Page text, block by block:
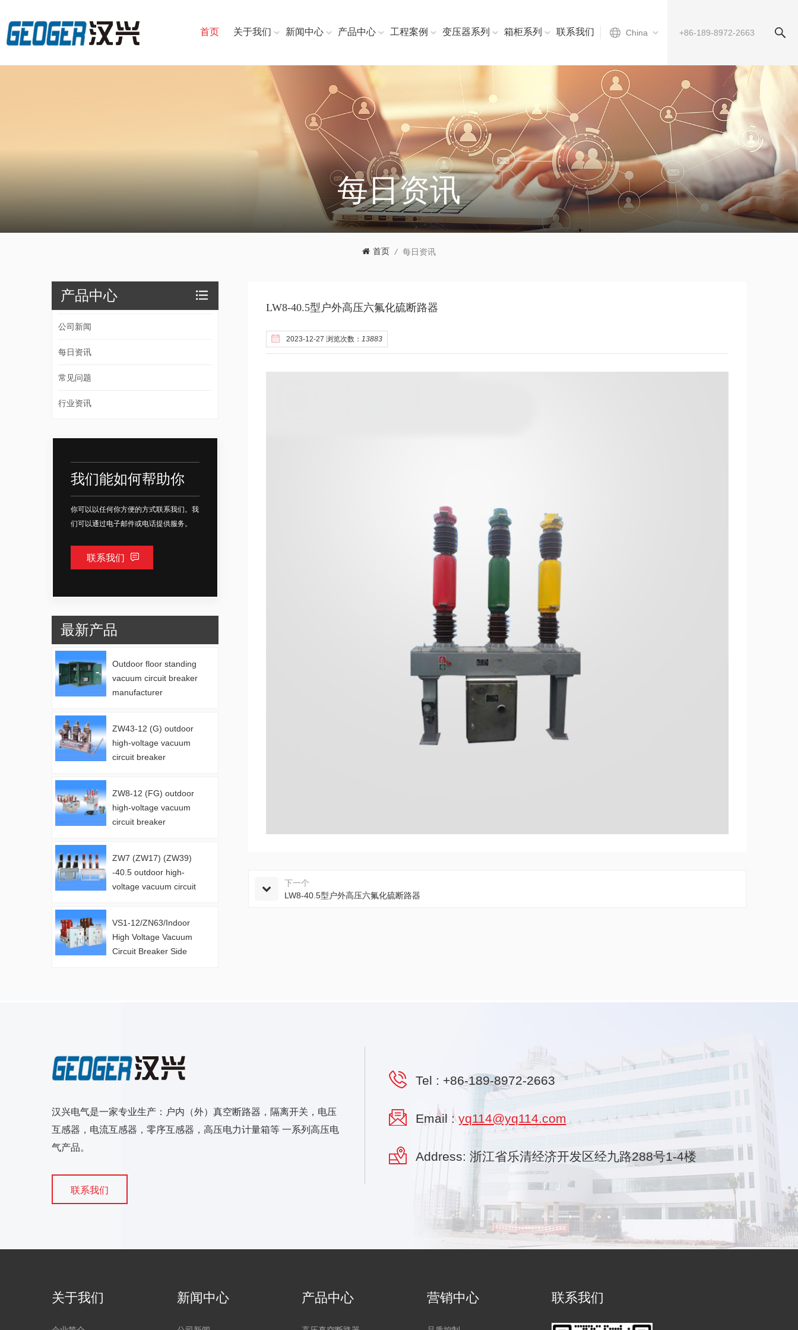
China
首页 关于我们 新闻中心 产品中心 工程案例 变压器系列 箱柜系列 联系我们
每日资讯
首页 / 每日资讯
LW8-40.5型户外高压六氟化硫断路器
2023-12-27 浏览次数： 13883
下一个
LW8-40.5型户外高压六氟化硫断路器
产品中心
公司新闻
每日资讯
常见问题
行业资讯
我们能如何帮助你
你可以以任何你方便的方式联系我们。我
们可以通过电子邮件或电话提供服务。
联系我们
最新产品
Outdoor floor standing
vacuum circuit breaker
manufacturer
ZW43-12 (G) outdoor
high-voltage vacuum
circuit breaker
ZW8-12 (FG) outdoor
high-voltage vacuum
circuit breaker
ZW7 (ZW17) (ZW39)
-40.5 outdoor high-
voltage vacuum circuit
VS1-12/ZN63/Indoor
High Voltage Vacuum
Circuit Breaker Side
汉兴电气是一家专业生产：户内（外）真空断路器，隔离开关，电压
互感器，电流互感器，零序互感器，高压电力计量箱等 一系列高压电
气产品。
联系我们
Tel : +86-189-8972-2663
Email :yq114@yq114.com
Address: 浙江省乐清经济开发区经九路288号1-4楼
关于我们 新闻中心 产品中心 营销中心 联系我们